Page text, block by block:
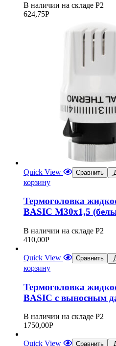
В наличии на складе Р2
624,75Р
Quick View Сравнить
корзину
Термоголовка
BASIC М30х1,5
В наличии на складе Р2
410,00Р
Quick View Сравнить
корзину
Термоголовка
BASIC с выносным
В наличии на складе Р2
1750,00Р
Quick View Сравнить